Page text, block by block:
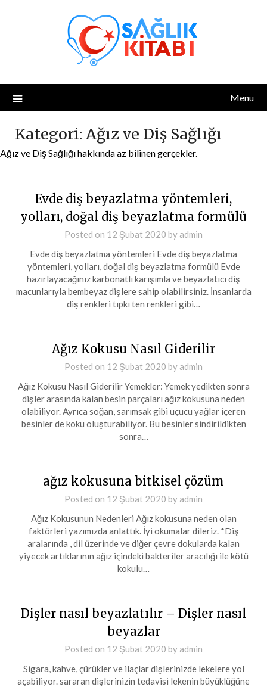
Menu
Kategori: Ağız ve Diş Sağlığı
Ağız ve Diş Sağlığı hakkında az bilinen gerçekler.
Evde diş beyazlatma yöntemleri,
yolları, doğal diş beyazlatma formülü
Posted on 12 Şubat 2020 by admin
Evde diş beyazlatma yöntemleri Evde diş beyazlatma
yöntemleri, yolları, doğal diş beyazlatma formülü Evde
hazırlayacağınız karbonatlı karışımla ve beyazlatıcı diş
macunlarıyla bembeyaz dişlere sahip olabilirsiniz. İnsanlarda
diş renkleri tıpkı ten renkleri gibi…
Ağız Kokusu Nasıl Giderilir
Posted on 12 Şubat 2020 by admin
Ağız Kokusu Nasıl Giderilir Yemekler: Yemek yedikten sonra
dişler arasında kalan besin parçaları ağız kokusuna neden
olabiliyor. Ayrıca soğan, sarımsak gibi uçucu yağlar içeren
besinler de koku oluşturabiliyor. Bu besinler sindirildikten
sonra…
ağız kokusuna bitkisel çözüm
Posted on 12 Şubat 2020 by admin
Ağız Kokusunun Nedenleri Ağız kokusuna neden olan
faktörleri yazımızda anlattık. İyi okumalar dileriz. *Diş
aralarında , dil üzerinde ve diğer çevre dokularda kalan
yiyecek artıklarının ağız içindeki bakteriler aracılığı ile kötü
kokulu…
Dişler nasıl beyazlatılır – Dişler nasıl
beyazlar
Posted on 12 Şubat 2020 by admin
Sigara, kahve, çürükler ve ilaçlar dişlerinizde lekelere yol
açabiliyor. sararan dişlerinizin tedavisi lekenin büyüklüğüne